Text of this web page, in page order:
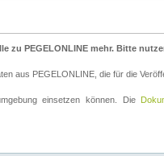
zu PEGELONLINE mehr. Bitte
aus PEGELONLINE, die für die
einsetzen können. Die